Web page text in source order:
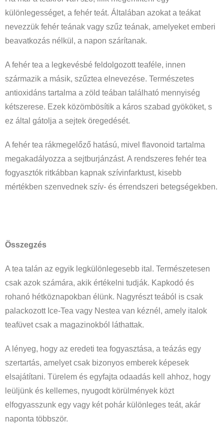
különlegességet, a fehér teát. Általában azokat a teákat
nevezzük fehér teának vagy szűz teának, amelyeket emberi
beavatkozás nélkül, a napon szárítanak.
A fehér tea a legkevésbé feldolgozott teaféle, innen
származik a másik, szűztea elnevezése. Természetes
antioxidáns tartalma a zöld teában található mennyiség
kétszerese. Ezek közömbösítik a káros szabad gyököket, s
ez által gátolja a sejtek öregedését.
A fehér tea rákmegelőző hatású, mivel flavonoid tartalma
megakadályozza a sejtburjánzást. A rendszeres fehér tea
fogyasztók ritkábban kapnak szívinfarktust, kisebb
mértékben szenvednek szív- és érrendszeri betegségekben.
Összegzés
A tea talán az egyik legkülönlegesebb ital. Természetesen
csak azok számára, akik értékelni tudják. Kapkodó és
rohanó hétköznapokban élünk. Nagyrészt teából is csak
palackozott Ice-Tea vagy Nestea van kéznél, amely italok
teafüvet csak a magazinokból láthattak.
A lényeg, hogy az eredeti tea fogyasztása, a teázás egy
szertartás, amelyet csak bizonyos emberek képesek
elsajátítani. Türelem és egyfajta odaadás kell ahhoz, hogy
leüljünk és kellemes, nyugodt körülmények közt
elfogyasszunk egy vagy két pohár különleges teát, akár
naponta többször.